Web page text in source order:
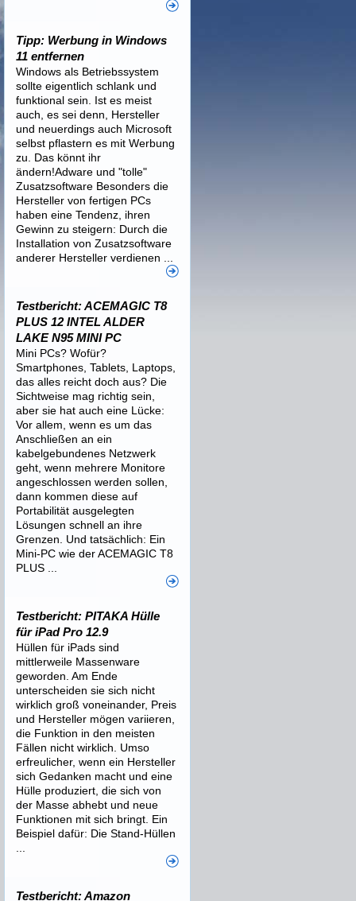
Tipp: Werbung in Windows
11 entfernen
Windows als Betriebssystem
sollte eigentlich schlank und
funktional sein. Ist es meist
auch, es sei denn, Hersteller
und neuerdings auch Microsoft
selbst pflastern es mit Werbung
zu. Das könnt ihr
ändern!Adware und "tolle"
Zusatzsoftware Besonders die
Hersteller von fertigen PCs
haben eine Tendenz, ihren
Gewinn zu steigern: Durch die
Installation von Zusatzsoftware
anderer Hersteller verdienen ...
Testbericht: ACEMAGIC T8
PLUS 12 INTEL ALDER
LAKE N95 MINI PC
Mini PCs? Wofür?
Smartphones, Tablets, Laptops,
das alles reicht doch aus? Die
Sichtweise mag richtig sein,
aber sie hat auch eine Lücke:
Vor allem, wenn es um das
Anschließen an ein
kabelgebundenes Netzwerk
geht, wenn mehrere Monitore
angeschlossen werden sollen,
dann kommen diese auf
Portabilität ausgelegten
Lösungen schnell an ihre
Grenzen. Und tatsächlich: Ein
Mini-PC wie der ACEMAGIC T8
PLUS ...
Testbericht: PITAKA Hülle
für iPad Pro 12.9
Hüllen für iPads sind
mittlerweile Massenware
geworden. Am Ende
unterscheiden sie sich nicht
wirklich groß voneinander, Preis
und Hersteller mögen variieren,
die Funktion in den meisten
Fällen nicht wirklich. Umso
erfreulicher, wenn ein Hersteller
sich Gedanken macht und eine
Hülle produziert, die sich von
der Masse abhebt und neue
Funktionen mit sich bringt. Ein
Beispiel dafür: Die Stand-Hüllen
Testbericht: Amazon